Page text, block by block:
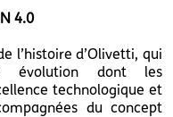
4.0
l’histoire d’Olivetti, qui
évolution dont les
technologique et
du concept